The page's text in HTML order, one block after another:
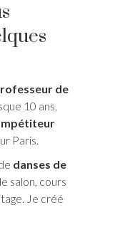
de
10 ans,
Paris.
danses de
salon, cours
Je créé